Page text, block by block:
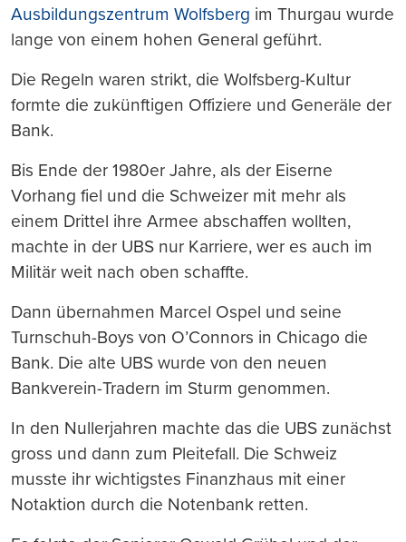
Ausbildungszentrum Wolfsberg im Thurgau wurde
lange von einem hohen General geführt.
Die Regeln waren strikt, die Wolfsberg-Kultur
formte die zukünftigen Offiziere und Generäle der
Bank.
Bis Ende der 1980er Jahre, als der Eiserne
Vorhang fiel und die Schweizer mit mehr als
einem Drittel ihre Armee abschaffen wollten,
machte in der UBS nur Karriere, wer es auch im
Militär weit nach oben schaffte.
Dann übernahmen Marcel Ospel und seine
Turnschuh-Boys von O’Connors in Chicago die
Bank. Die alte UBS wurde von den neuen
Bankverein-Tradern im Sturm genommen.
In den Nullerjahren machte das die UBS zunächst
gross und dann zum Pleitefall. Die Schweiz
musste ihr wichtigstes Finanzhaus mit einer
Notaktion durch die Notenbank retten.